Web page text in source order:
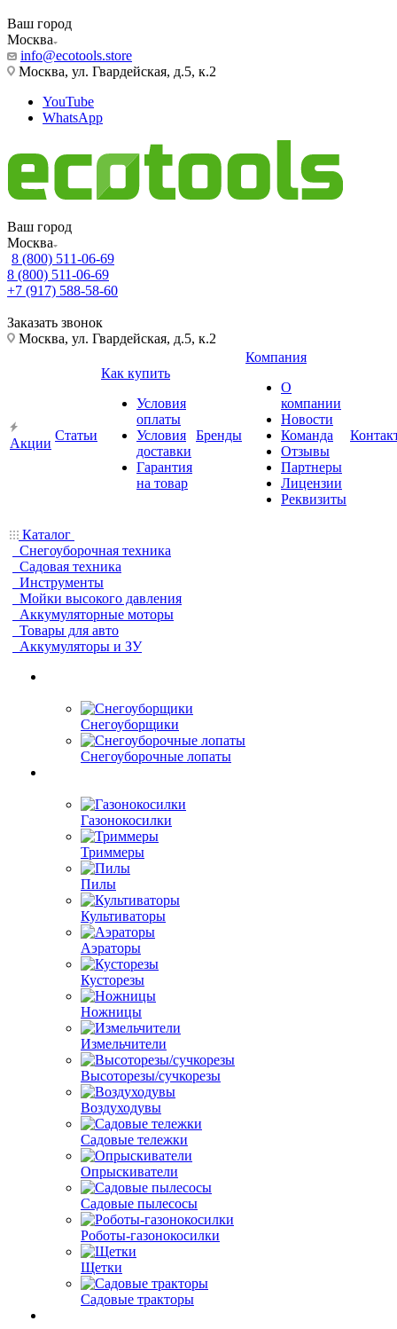
Ваш город
Москва
info@ecotools.store
Москва, ул. Гвардейская, д.5, к.2
YouTube
WhatsApp
Ваш город
Москва
8 (800) 511-06-69
8 (800) 511-06-69
+7 (917) 588-58-60
Заказать звонок
Москва, ул. Гвардейская, д.5, к.2
Акции
Статьи
Как купить
Условия
оплаты
Условия
доставки
Гарантия
на товар
Бренды
Компания
О
компании
Новости
Команда
Отзывы
Партнеры
Лицензии
Реквизиты
Каталог
Снегоуборочная техника
Садовая техника
Инструменты
Мойки высокого давления
Аккумуляторные моторы
Товары для авто
Аккумуляторы и ЗУ
Снегоуборщики
Снегоуборочные лопаты
Газонокосилки
Триммеры
Пилы
Культиваторы
Аэраторы
Кусторезы
Ножницы
Измельчители
Высоторезы/сучкорезы
Воздуходувы
Садовые тележки
Опрыскиватели
Садовые пылесосы
Роботы-газонокосилки
Щетки
Садовые тракторы